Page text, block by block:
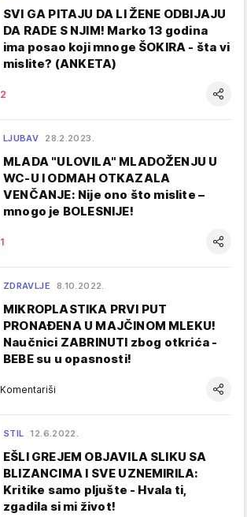
SVI GA PITAJU DA LI ŽENE ODBIJAJU
DA RADE S NJIM! Marko 13 godina
ima posao koji mnoge ŠOKIRA - šta vi
mislite? (ANKETA)
2
LJUBAV 28.2.2023.
MLADA "ULOVILA" MLADOŽENJU U
WC-U I ODMAH OTKAZALA
VENČANJE: Nije ono što mislite –
mnogo je BOLESNIJE!
1
ZDRAVLJE 8.10.2022.
MIKROPLASTIKA PRVI PUT
PRONAĐENA U MAJČINOM MLEKU!
Naučnici ZABRINUTI zbog otkrića -
BEBE su u opasnosti!
Komentariši
STIL 12.6.2022.
EŠLI GREJEM OBJAVILA SLIKU SA
BLIZANCIMA I SVE UZNEMIRILA:
Kritike samo pljušte - Hvala ti,
zgadila si mi život!